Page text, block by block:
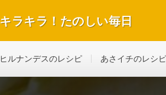
キラキラ！たのしい毎日
ヒルナンデスのレシピ あさイチのレシピ